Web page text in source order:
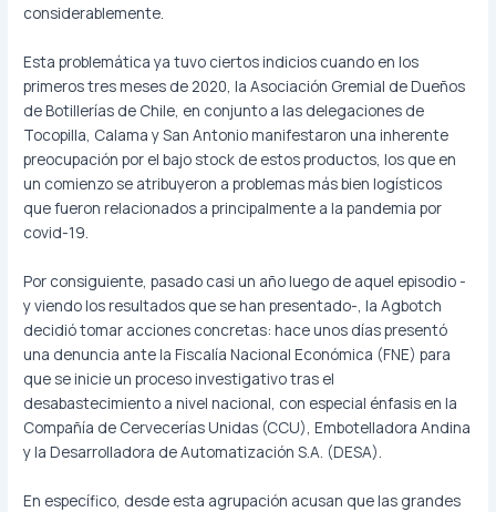
considerablemente.
Esta problemática ya tuvo ciertos indicios cuando en los
primeros tres meses de 2020, la Asociación Gremial de Dueños
de Botillerías de Chile, en conjunto a las delegaciones de
Tocopilla, Calama y San Antonio manifestaron una inherente
preocupación por el bajo stock de estos productos, los que en
un comienzo se atribuyeron a problemas más bien logísticos
que fueron relacionados a principalmente a la pandemia por
covid-19.
Por consiguiente, pasado casi un año luego de aquel episodio -
y viendo los resultados que se han presentado-, la Agbotch
decidió tomar acciones concretas: hace unos días presentó
una denuncia ante la Fiscalía Nacional Económica (FNE) para
que se inicie un proceso investigativo tras el
desabastecimiento a nivel nacional, con especial énfasis en la
Compañía de Cervecerías Unidas (CCU), Embotelladora Andina
y la Desarrolladora de Automatización S.A. (DESA).
En específico, desde esta agrupación acusan que las grandes